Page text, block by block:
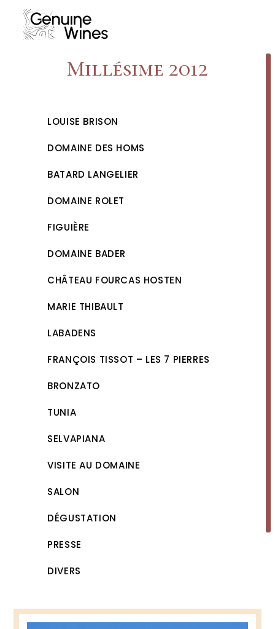
content
Millésime 2012
LOUISE BRISON
DOMAINE DES HOMS
BATARD LANGELIER
DOMAINE ROLET
FIGUIÈRE
DOMAINE BADER
CHÂTEAU FOURCAS HOSTEN
MARIE THIBAULT
LABADENS
FRANÇOIS TISSOT – LES 7 PIERRES
BRONZATO
TUNIA
SELVAPIANA
VISITE AU DOMAINE
SALON
DÉGUSTATION
PRESSE
DIVERS